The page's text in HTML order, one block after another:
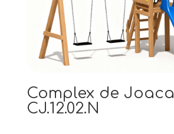
Complex de Joaca
CJ.12.02.N